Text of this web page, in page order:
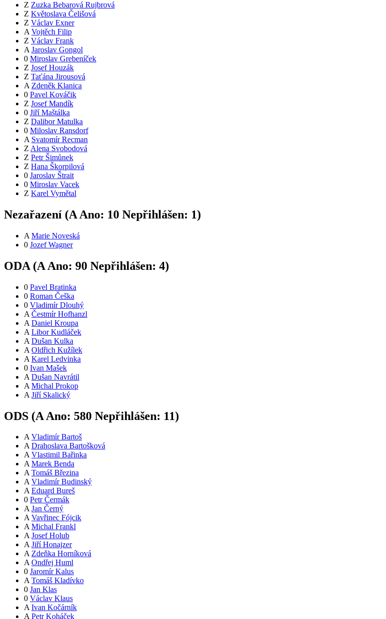
Z Zuzka Bebarová Rujbrová
Z Květoslava Čelišová
Z Václav Exner
A Vojtěch Filip
Z Václav Frank
A Jaroslav Gongol
0 Miroslav Grebeníček
Z Josef Houzák
Z Taťána Jirousová
A Zdeněk Klanica
0 Pavel Kováčik
Z Josef Mandík
0 Jiří Maštálka
Z Dalibor Matulka
0 Miloslav Ransdorf
A Svatomír Recman
Z Alena Svobodová
Z Petr Šimůnek
Z Hana Škorpilová
0 Jaroslav Štrait
0 Miroslav Vacek
Z Karel Vymětal
Nezařazení (A Ano: 10 Nepřihlášen: 1)
A Marie Noveská
0 Jozef Wagner
ODA (A Ano: 90 Nepřihlášen: 4)
0 Pavel Bratinka
0 Roman Češka
0 Vladimír Dlouhý
A Čestmír Hofhanzl
A Daniel Kroupa
A Libor Kudláček
A Dušan Kulka
A Oldřich Kužílek
A Karel Ledvinka
0 Ivan Mašek
A Dušan Navrátil
A Michal Prokop
A Jiří Skalický
ODS (A Ano: 580 Nepřihlášen: 11)
A Vladimír Bartoš
A Drahoslava Bartošková
A Vlastimil Bařinka
A Marek Benda
A Tomáš Březina
A Vladimír Budinský
A Eduard Bureš
0 Petr Čermák
A Jan Černý
A Vavřinec Fójcik
A Michal Frankl
A Josef Holub
A Jiří Honajzer
A Zdeňka Horníková
A Ondřej Huml
0 Jaromír Kalus
A Tomáš Kladívko
0 Jan Klas
0 Václav Klaus
A Ivan Kočárník
A Petr Koháček